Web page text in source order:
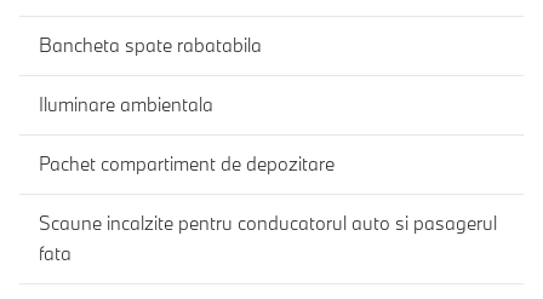
Bancheta spate rabatabila
Iluminare ambientala
Pachet compartiment de depozitare
Scaune incalzite pentru conducatorul auto si pasagerul
fata